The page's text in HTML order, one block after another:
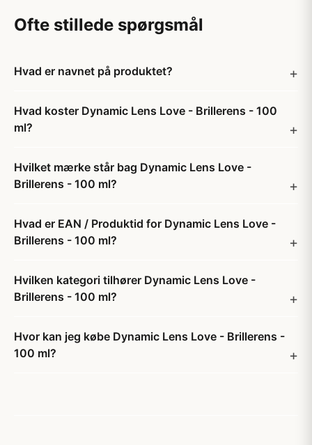
Ofte stillede spørgsmål
Hvad er navnet på produktet?
Hvad koster Dynamic Lens Love - Brillerens - 100
ml?
Hvilket mærke står bag Dynamic Lens Love -
Brillerens - 100 ml?
Hvad er EAN / Produktid for Dynamic Lens Love -
Brillerens - 100 ml?
Hvilken kategori tilhører Dynamic Lens Love -
Brillerens - 100 ml?
Hvor kan jeg købe Dynamic Lens Love - Brillerens -
100 ml?